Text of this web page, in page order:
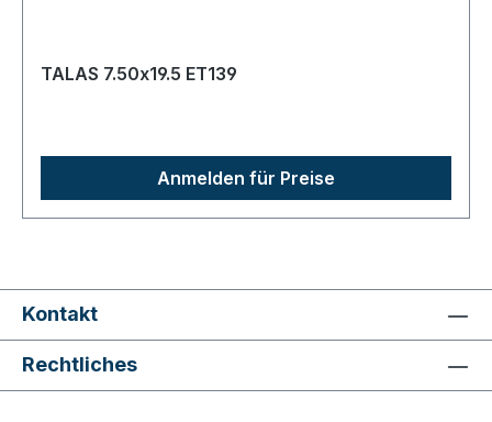
TALAS 7.50x19.5 ET139
Anmelden für Preise
Kontakt
Rechtliches